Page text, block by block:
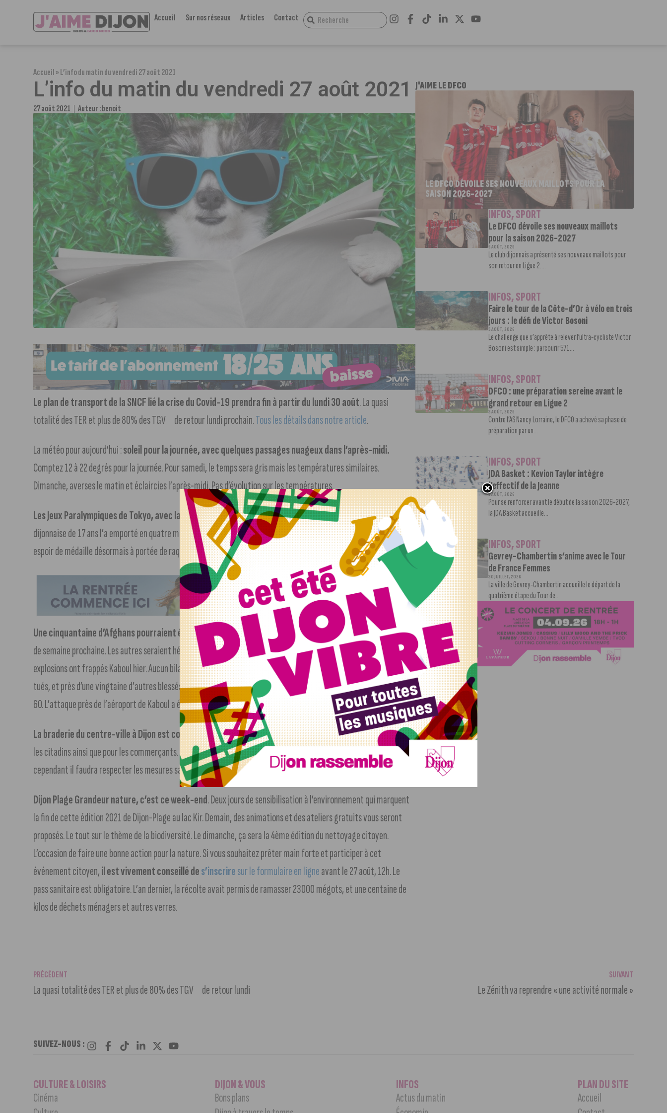
Accueil Sur nos réseaux Articles Contact
Accueil»L’info du matin du vendredi 27 août 2021
L’info du matin du vendredi 27 août 2021
27 août 2021 Auteur :benoit
Le plan de transport de la SNCF lié la crise du Covid-19 prendra fin à partir du lundi 30 août. La quasi
totalité des TER et plus de 80% des TGV de retour lundi prochain.Tous les détails dans notre article.
La météo pour aujourd’hui :soleil pour la journée, avec quelques passages nuageux dans l’après-midi.
Comptez 12 à 22 degrés pour la journée. Pour samedi, le temps sera gris mais les températures similaires.
Dimanche, averses le matin et éclaircies l’après-midi. Pas d’évolution sur les températures.
Les Jeux Paralympiques de Tokyo, avec la belle victoire ce matin de Léa Ferney en para tennis de table. La
dijonnaise de 17 ans l’a emporté en quatre manches, et se qualifie pour les phases finales de la compétition. Un
espoir de médaille désormais à portée de raquette pour la pongiste. Les Jeux sont à suivre sur France Télévisions.
Une cinquantaine d’Afghans pourraient être accueillis en Côte d’Or, dont une trentaine sur Dijon, dès le début
de semaine prochaine. Les autres seraient hébergés à Saint-Nicolas-lès-Cîteaux. Dans le même temps, des
explosions ont frappés Kaboul hier. Aucun bilan officiel pour l’instant, mais au moins treize militaires américains
tués, et près d’une vingtaine d’autres blessés. Selon différentes sources, le nombre de victimes varie enttre 13 et
60. L’attaque près de l’aéroport de Kaboul a été revendiquée par l’Etat Islamique.
La braderie du centre-ville à Dijon est confirmée pour début septembre. Un évènement incontournable pour
les citadins ainsi que pour les commerçants. Elle se tiendra du 3 au 5 septembre. L’autorisation a été délivrée,
cependant il faudra respecter les mesures sanitaires, avec en tête le port du masque sur l’ensemble de la braderie.
Dijon Plage Grandeur nature, c’est ce week-end. Deux jours de sensibilisation à l’environnement qui marquent
la fin de cette édition 2021 de Dijon-Plage au lac Kir. Demain, des animations et des ateliers gratuits vous seront
proposés. Le tout sur le thème de la biodiversité. Le dimanche, ça sera la 4ème édition du nettoyage citoyen.
L’occasion de faire une bonne action pour la nature. Si vous souhaitez prêter main forte et participer à cet
événement citoyen,il est vivement conseillé des’inscriresur le formulaire en ligneavant le 27 août, 12h. Le
pass sanitaire est obligatoire. L’an dernier, la récolte avait permis de ramasser 23000 mégots, et une centaine de
kilos de déchets ménagers et autres verres.
J'AIME LE DFCO
LE DFCO DÉVOILE SES NOUVEAUX MAILLOTS POUR LA
SAISON 2026-2027
INFOS,SPORT
Le DFCO dévoile ses nouveaux maillots
pour la saison 2026-2027
6 AOÛT, 2026
Le club dijonnais a présenté ses nouveaux maillots pour
son retour en Ligue 2....
INFOS,SPORT
Faire le tour de la Côte-d’Or à vélo en trois
jours : le défi de Victor Bosoni
5 AOÛT, 2026
Le challenge que s’apprête à relever l’ultra-cycliste Victor
Bosoni est simple : parcourir 571...
INFOS,SPORT
DFCO : une préparation sereine avant le
grand retour en Ligue 2
3 AOÛT, 2026
Contre l’AS Nancy Lorraine, le DFCO a achevé sa phase de
préparation par un...
INFOS,SPORT
JDA Basket : Kevion Taylor intègre
l’effectif de la Jeanne
3 AOÛT, 2026
Pour se renforcer avant le début de la saison 2026-2027,
la JDA Basket accueille...
INFOS,SPORT
Gevrey-Chambertin s’anime avec le Tour
de France Femmes
30 JUILLET, 2026
La ville de Gevrey-Chambertin accueille le départ de la
quatrième étape du Tour de...
PRÉCÉDENT
La quasi totalité des TER et plus de 80% des TGV de retour lundi
SUIVANT
Le Zénith va reprendre « une activité normale »
SUIVEZ-NOUS :
CULTURE & LOISIRS
Cinéma
DIJON & VOUS
Bons plans
INFOS
Actus du matin
PLAN DU SITE
Accueil